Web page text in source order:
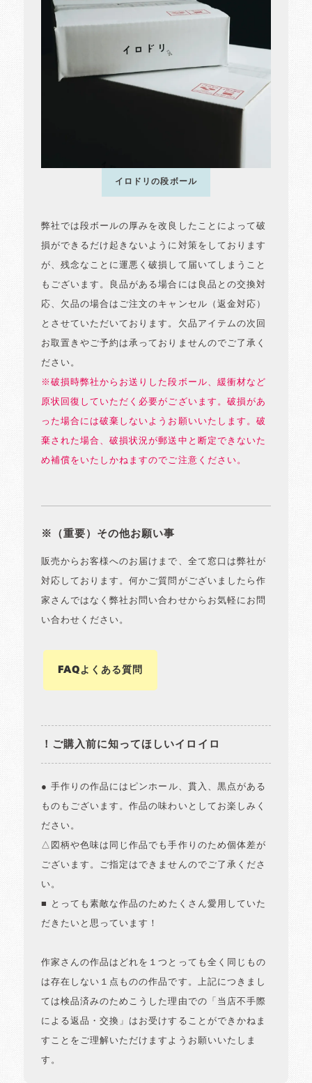
イロドリの段ボール
弊社では段ボールの厚みを改良したことによって破
損ができるだけ起きないように対策をしております
が、残念なことに運悪く破損して届いてしまうこと
もございます。良品がある場合には良品との交換対
応、欠品の場合はご注文のキャンセル（返金対応）
とさせていただいております。欠品アイテムの次回
お取置きやご予約は承っておりませんのでご了承く
ださい。
※破損時弊社からお送りした段ボール、緩衝材など
原状回復していただく必要がございます。破損があ
った場合には破棄しないようお願いいたします。破
棄された場合、破損状況が郵送中と断定できないた
め補償をいたしかねますのでご注意ください。
※（重要）その他お願い事
販売からお客様へのお届けまで、全て窓口は弊社が
対応しております。何かご質問がございましたら作
家さんではなく弊社お問い合わせからお気軽にお問
い合わせください。
FAQよくある質問
！ご購入前に知ってほしいイロイロ
● 手作りの作品にはピンホール、貫入、黒点がある
ものもございます。作品の味わいとしてお楽しみく
ださい。
△図柄や色味は同じ作品でも手作りのため個体差が
ございます。ご指定はできませんのでご了承くださ
い。
■ とっても素敵な作品のためたくさん愛用していた
だきたいと思っています！
作家さんの作品はどれを１つとっても全く同じもの
は存在しない１点ものの作品です。上記につきまし
ては検品済みのためこうした理由での「当店不手際
による返品・交換」はお受けすることができかねま
すことをご理解いただけますようお願いいたしま
す。